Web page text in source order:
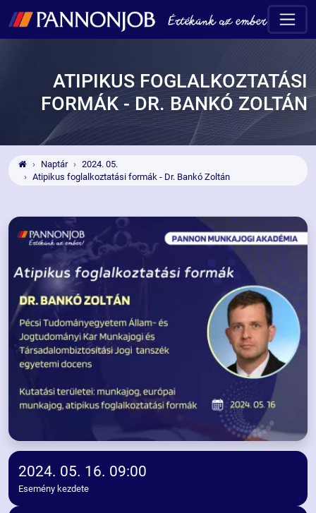
ATIPIKUS FOGLALKOZTATÁSI
FORMÁK - DR. BANKÓ ZOLTÁN
Naptár
2024. 05.
Atipikus foglalkoztatási formák - Dr. Bankó Zoltán
Esemény kezdete
2024. 05. 16. 09:00